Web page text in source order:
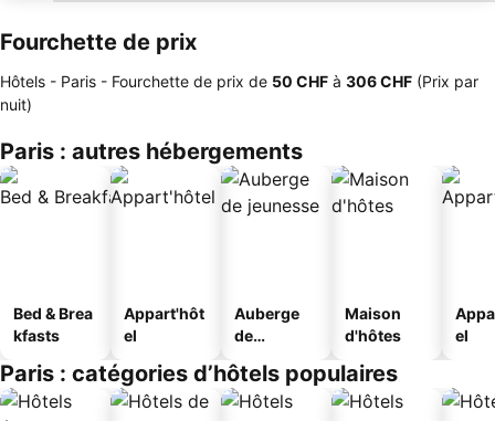
Fourchette de prix
Hôtels - Paris - Fourchette de prix de ‎50 CHF à ‎306 CHF (Prix par
nuit)
Paris : autres hébergements
Bed & Brea
kfasts
Appart'hôt
el
Auberge
de
Maison
d'hôtes
el
Paris : catégories d’hôtels populaires